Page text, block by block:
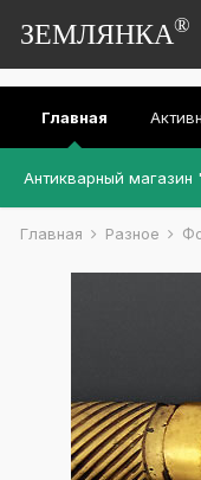
ЗЕМЛЯНКА®
Главная
Антикварный магазин
Главная Разное